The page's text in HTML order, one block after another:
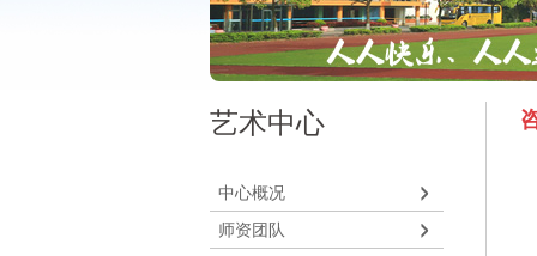
艺术中心
中心概况
师资团队